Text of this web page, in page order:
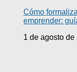
Cómo
emprender:
1 de agosto de